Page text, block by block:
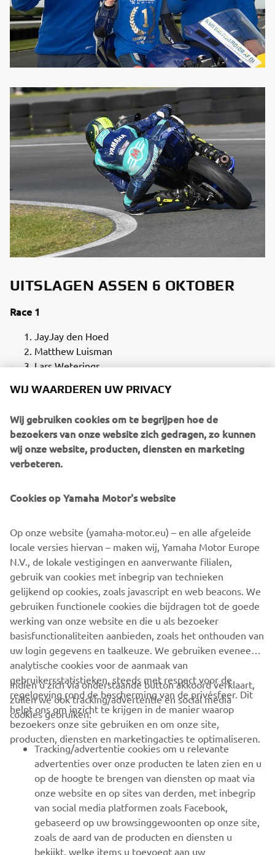
UITSLAGEN ASSEN 6 OKTOBER
Race 1
JayJay den Hoed
Matthew Luisman
Lars Weterings
Race 2
JayJay den Hoed
Matthew Luisman
Lars Weterings
Dagklassement
JayJay den Hoed (snelste rookie)
Matthew Luisman
Eindstand Kampioenschap Yamaha R125 Cup powered
by KicXstart
JayJay den Hoed 264 pnt + snelste rookie
Matthew Luisman 253 pnt
Lars Wetering 250 pnt
CORPORATE
BUSINESS
MEER YAMAHA
SUPPORT
WIJ WAARDEREN UW PRIVACY
Wij gebruiken cookies om te begrijpen hoe de
bezoekers van onze website zich gedragen, zo kunnen
wij onze website, producten, diensten en marketing
verbeteren.
Cookies op Yamaha Motor's website
Op onze website (yamaha-motor.eu) – en alle afgeleide
locale versies hiervan – maken wij, Yamaha Motor Europe
N.V., de lokale vestigingen en aanverwante filialen,
gebruik van cookies met inbegrip van technieken
gelijkend op cookies, zoals javascript en web beacons. We
gebruiken functionele cookies die bijdragen tot de goede
werking van onze website en die u als bezoeker
basisfunctionaliteiten aanbieden, zoals het onthouden van
uw login gegevens en taalkeuze. We gebruiken eveneens
analytische cookies voor de aanmaak van
gebruikersstatistieken, steeds met respect voor de
regelgeving rond de bescherming van de privésfeer. Dit
helpt ons om inzicht te krijgen in de manier waarop
bezoekers onze site gebruiken en om onze site,
producten, diensten en marketingacties te optimaliseren.
Indien u zich via onderstaande button akkoord verklaart,
zullen we ook tracking/advertentie en social media
cookies gebruiken:
Tracking/advertentie cookies om u relevante
advertenties over onze producten te laten zien en u
op de hoogte te brengen van diensten op maat via
onze website en op sites van derden, met inbegrip
van social media platformen zoals Facebook,
gebaseerd op uw browsinggewoonten op onze site,
zoals de aard van de producten en diensten u
bekijkt, welke items u toevoegt aan uw